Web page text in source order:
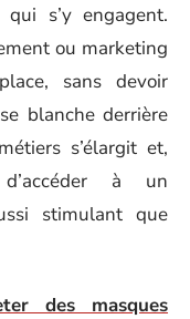
s’y engagent.
ou marketing
sans devoir
blanche derrière
s’élargit et,
à un
stimulant que
des masques